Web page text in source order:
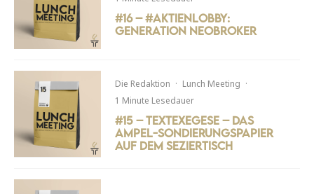
#16 – #Aktienlobby:
Generation Neobroker
Die Redaktion · Lunch Meeting ·
1 Minute Lesedauer
#15 – Textexegese – Das
Ampel-Sondierungspapier
auf dem Seziertisch